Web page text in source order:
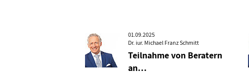
01.09.2025
Dr. iur. Michael Franz Schmitt
Teilnahme von Beratern
an…